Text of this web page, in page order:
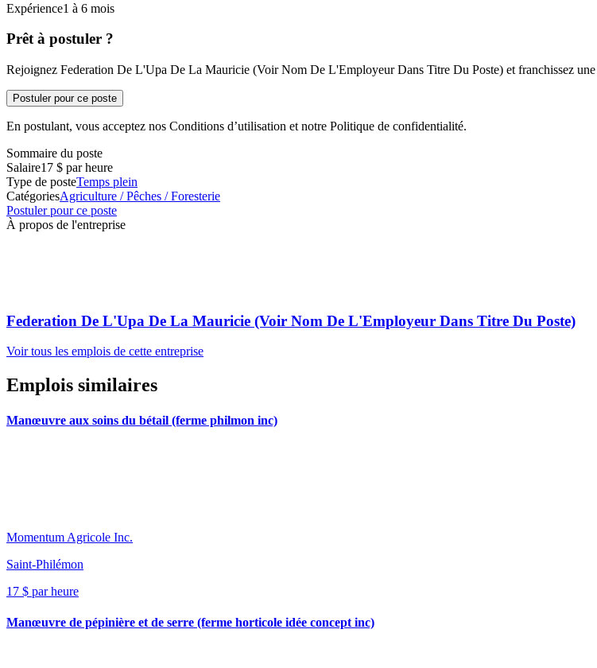
Expérience1 à 6 mois
Prêt à postuler ?
Rejoignez Federation De L'Upa De La Mauricie (Voir Nom De L'Employeur Dans Titre Du Poste) et franchissez une
Postuler pour ce poste
En postulant, vous acceptez nos Conditions d’utilisation et notre Politique de confidentialité.
Sommaire du poste
Salaire17 $ par heure
Type de posteTemps plein
CatégoriesAgriculture / Pêches / Foresterie
Postuler pour ce poste
À propos de l'entreprise
Federation De L'Upa De La Mauricie (Voir Nom De L'Employeur Dans Titre Du Poste)
Voir tous les emplois de cette entreprise
Emplois similaires
Manœuvre aux soins du bétail (ferme philmon inc)
Momentum Agricole Inc.
Saint-Philémon
17 $ par heure
Manœuvre de pépinière et de serre (ferme horticole idée concept inc)